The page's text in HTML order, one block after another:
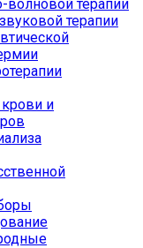
волновой терапии
терапии
и